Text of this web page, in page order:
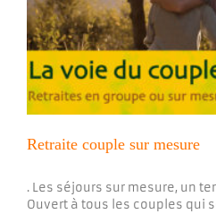
Retraite couple sur mesure
. Les séjours sur mesure, un
Ouvert à tous les couples qui